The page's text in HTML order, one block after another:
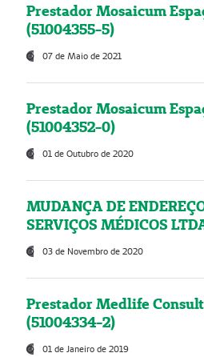
Prestador Mosaicum
(51004355-5)
07 de Maio de 2021
Prestador Mosaicum
(51004352-0)
01 de Outubro de 2020
MUDANÇA DE
SERVIÇOS MÉDICOS
03 de Novembro de 2020
Prestador Medlife
(51004334-2)
01 de Janeiro de 2019